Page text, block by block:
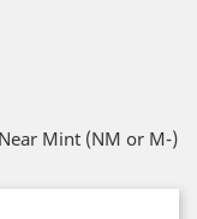
Mint (NM or M-)